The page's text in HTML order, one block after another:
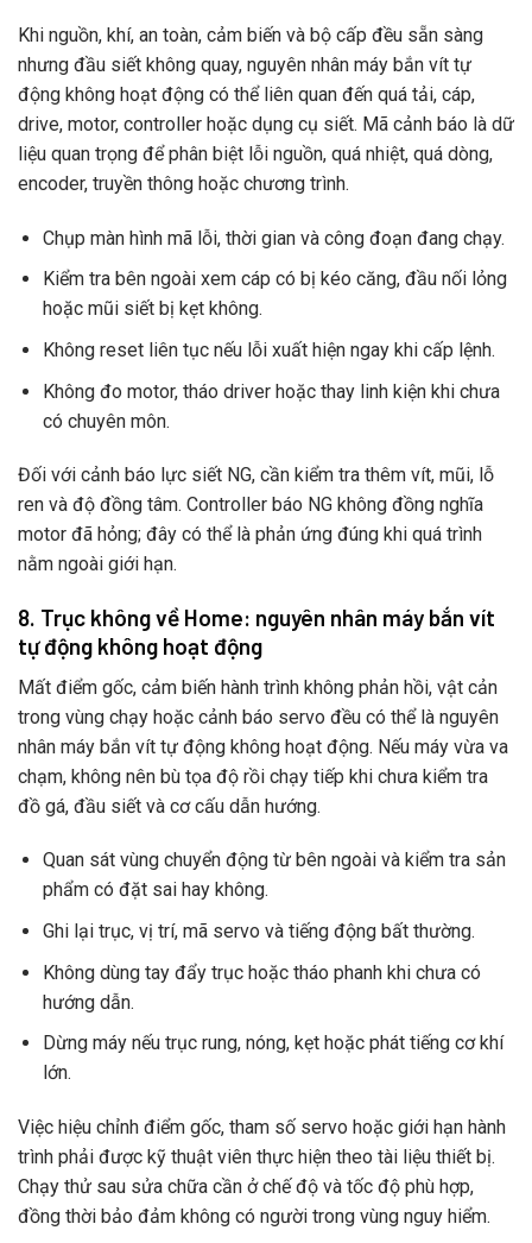
Khi nguồn, khí, an toàn, cảm biến và bộ cấp đều sẵn sàng
nhưng đầu siết không quay, nguyên nhân máy bắn vít tự
động không hoạt động có thể liên quan đến quá tải, cáp,
drive, motor, controller hoặc dụng cụ siết. Mã cảnh báo là dữ
liệu quan trọng để phân biệt lỗi nguồn, quá nhiệt, quá dòng,
encoder, truyền thông hoặc chương trình.
Chụp màn hình mã lỗi, thời gian và công đoạn đang chạy.
Kiểm tra bên ngoài xem cáp có bị kéo căng, đầu nối lỏng
hoặc mũi siết bị kẹt không.
Không reset liên tục nếu lỗi xuất hiện ngay khi cấp lệnh.
Không đo motor, tháo driver hoặc thay linh kiện khi chưa
có chuyên môn.
Đối với cảnh báo lực siết NG, cần kiểm tra thêm vít, mũi, lỗ
ren và độ đồng tâm. Controller báo NG không đồng nghĩa
motor đã hỏng; đây có thể là phản ứng đúng khi quá trình
nằm ngoài giới hạn.
8. Trục không về Home: nguyên nhân máy bắn vít
tự động không hoạt động
Mất điểm gốc, cảm biến hành trình không phản hồi, vật cản
trong vùng chạy hoặc cảnh báo servo đều có thể là nguyên
nhân máy bắn vít tự động không hoạt động. Nếu máy vừa va
chạm, không nên bù tọa độ rồi chạy tiếp khi chưa kiểm tra
đồ gá, đầu siết và cơ cấu dẫn hướng.
Quan sát vùng chuyển động từ bên ngoài và kiểm tra sản
phẩm có đặt sai hay không.
Ghi lại trục, vị trí, mã servo và tiếng động bất thường.
Không dùng tay đẩy trục hoặc tháo phanh khi chưa có
hướng dẫn.
Dừng máy nếu trục rung, nóng, kẹt hoặc phát tiếng cơ khí
lớn.
Việc hiệu chỉnh điểm gốc, tham số servo hoặc giới hạn hành
trình phải được kỹ thuật viên thực hiện theo tài liệu thiết bị.
Chạy thử sau sửa chữa cần ở chế độ và tốc độ phù hợp,
đồng thời bảo đảm không có người trong vùng nguy hiểm.